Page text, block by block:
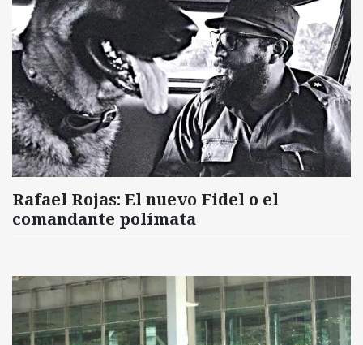
Rafael Rojas: El nuevo Fidel o el
comandante polímata